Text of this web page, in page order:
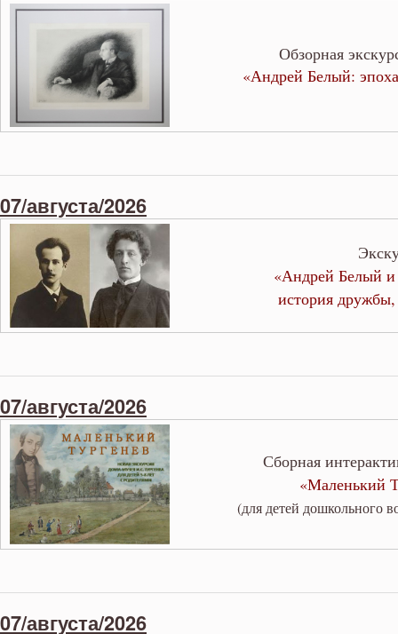
Обзорная
«Андрей Белый:
07/августа/2026
«Андрей Белый
история
07/августа/2026
Сборная
«Маленький
(для детей дошкольного
07/августа/2026